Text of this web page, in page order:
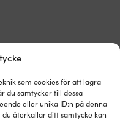
som cookies för att lagra
du samtycker till dessa
eller unika ID:n på denna
återkallar ditt samtycke kan